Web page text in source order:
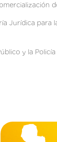
Jurídica para
y la Policía